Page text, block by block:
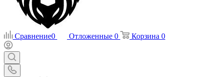
Сравнение0 Отложенные 0 Корзина 0